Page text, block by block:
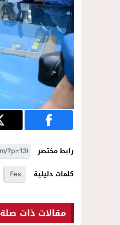
رابط مختصر
كلمات دليلية
Fes
مقالات ذات صلة